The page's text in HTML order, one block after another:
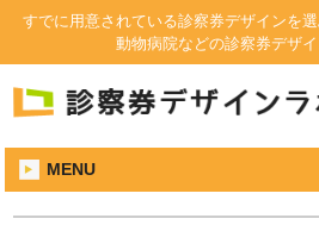
すでに用意されている診察券デザインを
動物病院などの診察券デザ
MENU